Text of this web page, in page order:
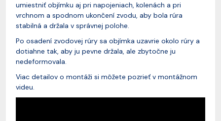
umiestniť objímku aj pri napojeniach, kolenách a pri
vrchnom a spodnom ukončení zvodu, aby bola rúra
stabilná a držala v správnej polohe.
Po osadení zvodovej rúry sa objímka uzavrie okolo rúry a
dotiahne tak, aby ju pevne držala, ale zbytočne ju
nedeformovala.
Viac detailov o montáži si môžete pozrieť v montážnom
videu.